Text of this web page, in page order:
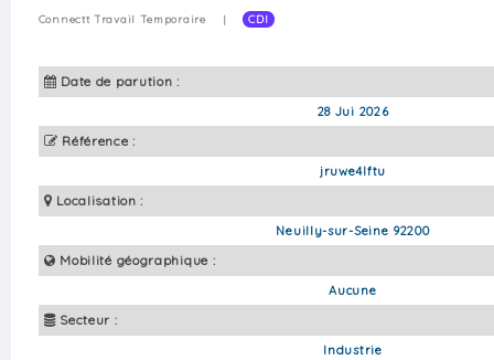
Connectt Travail Temporaire | CDI
Date de parution :
28 Jui 2026
Référence :
jruwe4lftu
Localisation :
Neuilly-sur-Seine 92200
Mobilité géographique :
Aucune
Secteur :
Industrie